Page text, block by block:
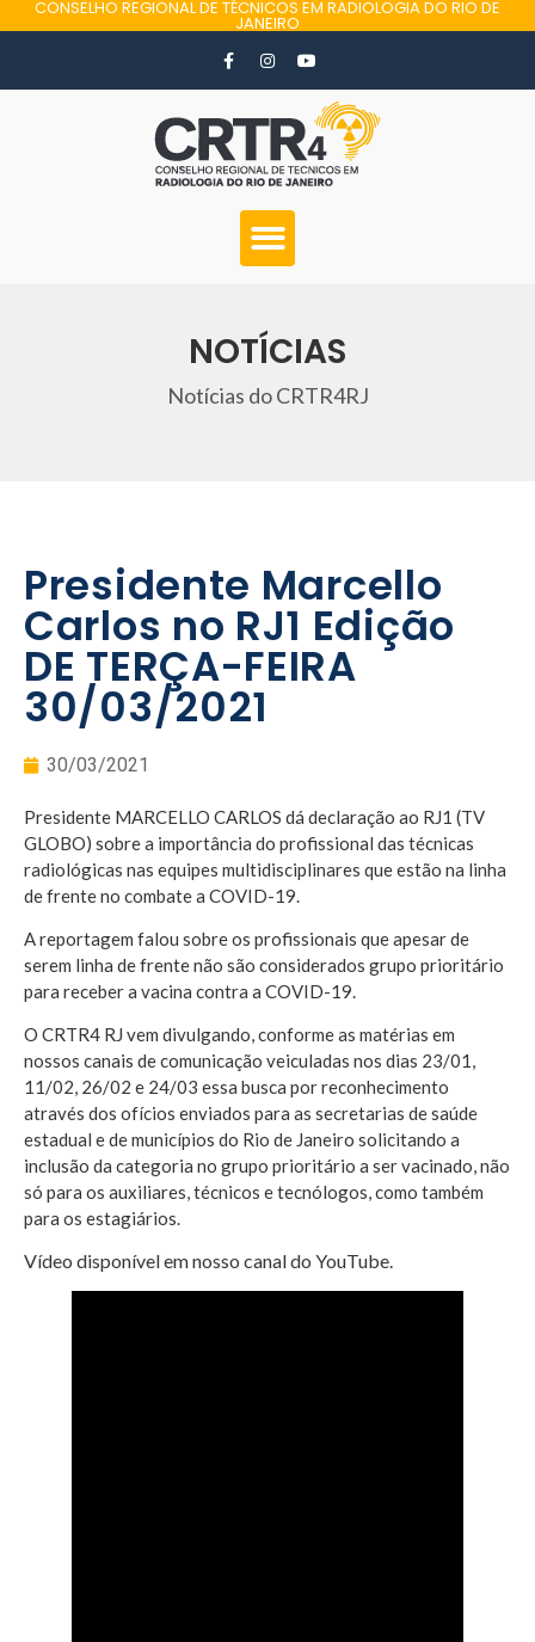
CONSELHO REGIONAL DE TÉCNICOS EM RADIOLOGIA DO RIO DE
JANEIRO
NOTÍCIAS
Notícias do CRTR4RJ
Presidente Marcello
Carlos no RJ1 Edição
DE TERÇA-FEIRA
30/03/2021
30/03/2021
Presidente MARCELLO CARLOS dá declaração ao RJ1 (TV
GLOBO) sobre a importância do profissional das técnicas
radiológicas nas equipes multidisciplinares que estão na linha
de frente no combate a COVID-19.
A reportagem falou sobre os profissionais que apesar de
serem linha de frente não são considerados grupo prioritário
para receber a vacina contra a COVID-19.
O CRTR4 RJ vem divulgando, conforme as matérias em
nossos canais de comunicação veiculadas nos dias 23/01,
11/02, 26/02 e 24/03 essa busca por reconhecimento
através dos ofícios enviados para as secretarias de saúde
estadual e de municípios do Rio de Janeiro solicitando a
inclusão da categoria no grupo prioritário a ser vacinado, não
só para os auxiliares, técnicos e tecnólogos, como também
para os estagiários.
Vídeo disponível em nosso canal do YouTube.